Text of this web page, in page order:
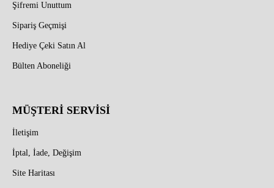
Şifremi Unuttum
Sipariş Geçmişi
Hediye Çeki Satın Al
Bülten Aboneliği
MÜŞTERİ SERVİSİ
İletişim
İptal, İade, Değişim
Site Haritası